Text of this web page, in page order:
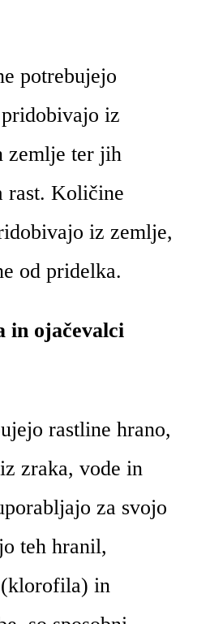
potrebujejo
iz
zemlje ter jih
rast. Količine
iz zemlje,
od pridelka.
in ojačevalci
rastline hrano,
zraka, vode in
za svojo
teh hranil,
in